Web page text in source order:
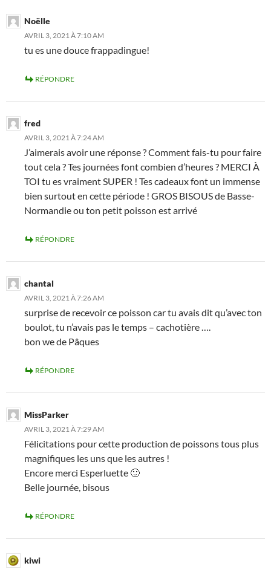
Noëlle
AVRIL 3, 2021 À 7:10 AM
tu es une douce frappadingue!
RÉPONDRE
fred
AVRIL 3, 2021 À 7:24 AM
J’aimerais avoir une réponse ? Comment fais-tu pour faire
tout cela ? Tes journées font combien d’heures ? MERCI À
TOI tu es vraiment SUPER ! Tes cadeaux font un immense
bien surtout en cette période ! GROS BISOUS de Basse-
Normandie ou ton petit poisson est arrivé
RÉPONDRE
chantal
AVRIL 3, 2021 À 7:26 AM
surprise de recevoir ce poisson car tu avais dit qu’avec ton
boulot, tu n’avais pas le temps – cachotière ….
bon we de Pâques
RÉPONDRE
MissParker
AVRIL 3, 2021 À 7:29 AM
Félicitations pour cette production de poissons tous plus
magnifiques les uns que les autres !
Encore merci Esperluette 🙂
Belle journée, bisous
RÉPONDRE
kiwi